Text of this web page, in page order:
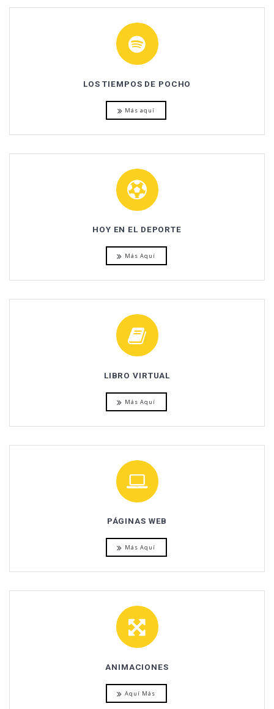
LOS TIEMPOS DE POCHO
Más aquí
HOY EN EL DEPORTE
Más Aquí
LIBRO VIRTUAL
Más Aquí
PÁGINAS WEB
Más Aquí
ANIMACIONES
Aquí Más